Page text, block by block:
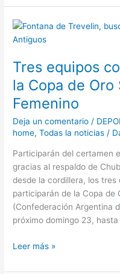
Tres equipos
la Copa de Oro
Femenino
Deja un comentario /
home,Todas la noticias /
Participarán del certamen
gracias al respaldo de
desde la cordillera, los
participarán de la Copa de
(Confederación Argentina
próximo domingo 23,
Tres
equipos
viajan
a
la
Copa
de
Oro
de
Futsal
Femenino
Leer más »